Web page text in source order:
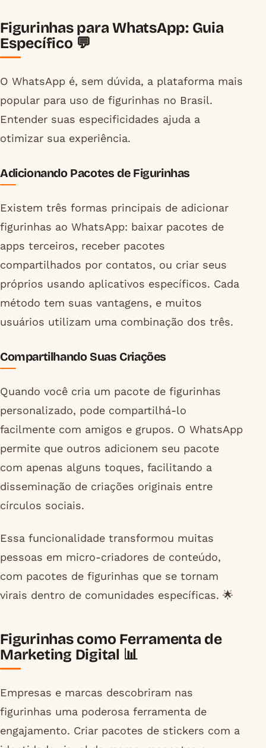
Figurinhas para WhatsApp: Guia
Específico 💬
O WhatsApp é, sem dúvida, a plataforma mais
popular para uso de figurinhas no Brasil.
Entender suas especificidades ajuda a
otimizar sua experiência.
Adicionando Pacotes de Figurinhas
Existem três formas principais de adicionar
figurinhas ao WhatsApp: baixar pacotes de
apps terceiros, receber pacotes
compartilhados por contatos, ou criar seus
próprios usando aplicativos específicos. Cada
método tem suas vantagens, e muitos
usuários utilizam uma combinação dos três.
Compartilhando Suas Criações
Quando você cria um pacote de figurinhas
personalizado, pode compartilhá-lo
facilmente com amigos e grupos. O WhatsApp
permite que outros adicionem seu pacote
com apenas alguns toques, facilitando a
disseminação de criações originais entre
círculos sociais.
Essa funcionalidade transformou muitas
pessoas em micro-criadores de conteúdo,
com pacotes de figurinhas que se tornam
virais dentro de comunidades específicas. 🌟
Figurinhas como Ferramenta de
Marketing Digital 📊
Empresas e marcas descobriram nas
figurinhas uma poderosa ferramenta de
engajamento. Criar pacotes de stickers com a